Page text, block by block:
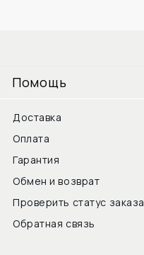
Помощь
Доставка
Оплата
Гарантия
Обмен и возврат
Проверить статус заказа
Обратная связь